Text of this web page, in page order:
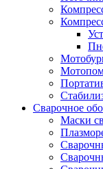
Сварочное
Маски